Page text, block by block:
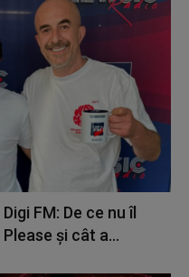
FM: De ce nu îl
și cât a...